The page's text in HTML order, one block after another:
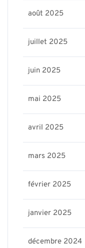
août 2025
juillet 2025
juin 2025
mai 2025
avril 2025
mars 2025
février 2025
janvier 2025
décembre 2024